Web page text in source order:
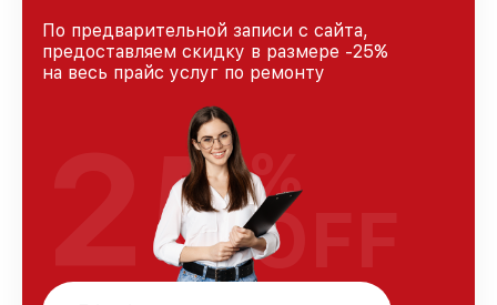
По предварительной записи с сайта,
предоставляем скидку в размере -25%
на весь прайс услуг по ремонту
25%
OFF